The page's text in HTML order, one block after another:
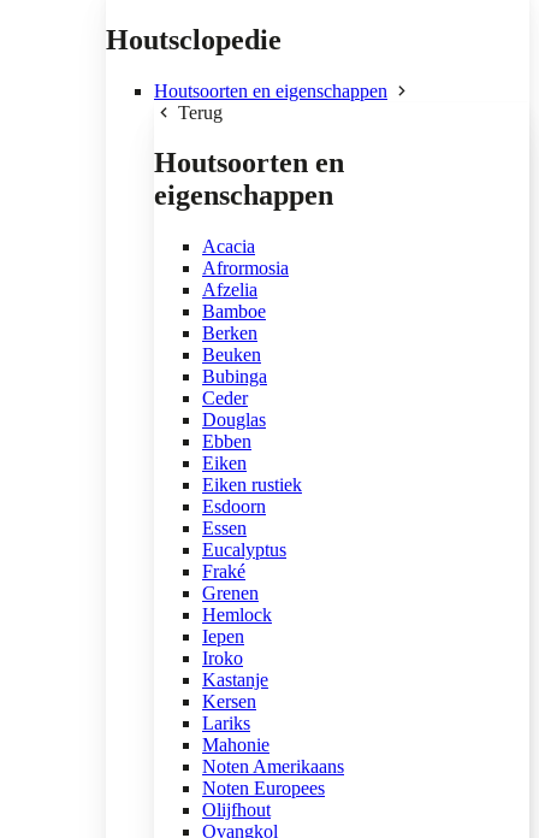
Houtsclopedie
Houtsoorten en eigenschappen
Terug
Houtsoorten en
eigenschappen
Acacia
Afrormosia
Afzelia
Bamboe
Berken
Beuken
Bubinga
Ceder
Douglas
Ebben
Eiken
Eiken rustiek
Esdoorn
Essen
Eucalyptus
Fraké
Grenen
Hemlock
Iepen
Iroko
Kastanje
Kersen
Lariks
Mahonie
Noten Amerikaans
Noten Europees
Olijfhout
Ovangkol